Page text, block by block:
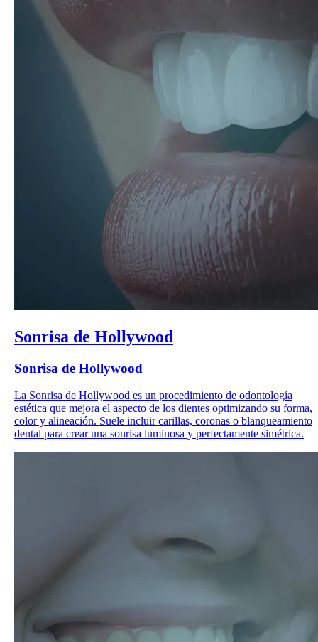
Sonrisa de Hollywood
Sonrisa de Hollywood
La Sonrisa de Hollywood es un procedimiento de odontología
estética que mejora el aspecto de los dientes optimizando su forma,
color y alineación. Suele incluir carillas, coronas o blanqueamiento
dental para crear una sonrisa luminosa y perfectamente simétrica.